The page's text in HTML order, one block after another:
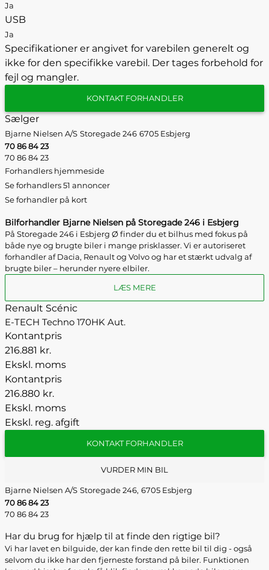
Ja
USB
Ja
Specifikationer er angivet for varebilen generelt og
ikke for den specifikke varebil. Der tages forbehold for
fejl og mangler.
KONTAKT FORHANDLER
Sælger
Bjarne Nielsen A/S Storegade 246 6705 Esbjerg
70 86 84 23
70 86 84 23
Forhandlers hjemmeside
Se forhandlers 51 annoncer
Se forhandler på kort
Bilforhandler Bjarne Nielsen på Storegade 246 i Esbjerg
På Storegade 246 i Esbjerg Ø finder du et bilhus med fokus på
både nye og brugte biler i mange prisklasser. Vi er autoriseret
forhandler af Dacia, Renault og Volvo og har et stærkt udvalg af
brugte biler – herunder nyere elbiler.
LÆS MERE
Renault Scénic
E-TECH Techno 170HK Aut.
Kontantpris
216.881 kr.
Ekskl. moms
Kontantpris
216.880 kr.
Ekskl. moms
Ekskl. reg. afgift
KONTAKT FORHANDLER
VURDER MIN BIL
Bjarne Nielsen A/S Storegade 246, 6705 Esbjerg
70 86 84 23
70 86 84 23
Har du brug for hjælp til at finde den rigtige bil?
Vi har lavet en bilguide, der kan finde den rette bil til dig - også
selvom du ikke har den fjerneste forstand på biler. Funktionen